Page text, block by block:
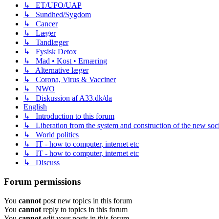
↳ ET/UFO/UAP
↳ Sundhed/Sygdom
↳ Cancer
↳ Læger
↳ Tandlæger
↳ Fysisk Detox
↳ Mad • Kost • Ernæring
↳ Alternative læger
↳ Corona, Virus & Vacciner
↳ NWO
↳ Diskussion af A33.dk/da
English
↳ Introduction to this forum
↳ Liberation from the system and construction of the new
↳ World politics
↳ IT - how to computer, internet etc
↳ IT - how to computer, internet etc
↳ Discuss
Forum permissions
You cannot post new topics in this forum
You cannot reply to topics in this forum